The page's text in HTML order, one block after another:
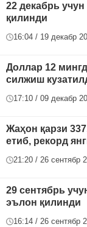
22 декабрь
қилинди
16:04 / 19 декабр
Доллар 12
силжиш
17:10 / 09 декабр
Жаҳон қарзи
етиб, рекорд
21:20 / 26 сентябр
29 сентябрь
эълон қилинди
16:14 / 26 сентябр